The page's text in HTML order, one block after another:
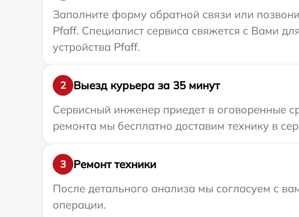
Заполните форму обратной связи или
Pfaff. Специалист сервиса свяжется с Вами
устройства Pfaff.
2
Выезд курьера за 35 минут
Сервисный инженер приедет в оговоренные
ремонта мы бесплатно доставим технику в
3
Ремонт техники
После детального анализа мы согласуем с
операции.